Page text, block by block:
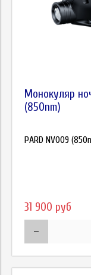
Монокуляр
(850nm)
PARD NV009
31 900 руб